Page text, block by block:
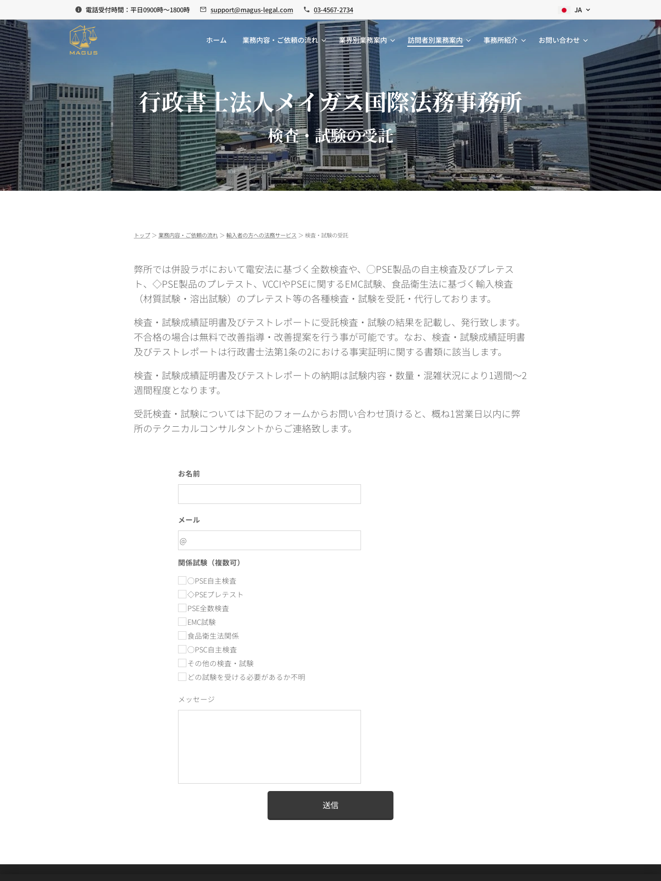
電話受付時間：平日0900時～1800時 support@magus-legal.com 03-4567-2734 JA
ホーム 業務内容・ご依頼の流れ 業界別業務案内 訪問者別業務案内 事務所紹介 お問い合わせ
行政書士法人メイガス国際法務事務所
検査・試験の受託
トップ ＞ 業務内容・ご依頼の流れ ＞ 輸入者の方への法務サービス ＞ 検査・試験の受託
弊所では併設ラボにおいて電安法に基づく全数検査や、◯PSE製品の自主検査及びプレテス
ト、◇PSE製品のプレテスト、VCCIやPSEに関するEMC試験、食品衛生法に基づく輸入検査
（材質試験・溶出試験）のプレテスト等の各種検査・試験を受託・代行しております。
検査・試験成績証明書及びテストレポートに受託検査・試験の結果を記載し、発行致します。
不合格の場合は無料で改善指導・改善提案を行う事が可能です。なお、検査・試験成績証明書
及びテストレポートは行政書士法第1条の2における事実証明に関する書類に該当します。
検査・試験成績証明書及びテストレポートの納期は試験内容・数量・混雑状況により1週間～2
週間程度となります。
受託検査・試験については下記のフォームからお問い合わせ頂けると、概ね1営業日以内に弊
所のテクニカルコンサルタントからご連絡致します。
お名前
メール
関係試験（複数可）
◯PSE自主検査
◇PSEプレテスト
PSE全数検査
EMC試験
食品衛生法関係
◯PSC自主検査
その他の検査・試験
どの試験を受ける必要があるか不明
メッセージ
送信